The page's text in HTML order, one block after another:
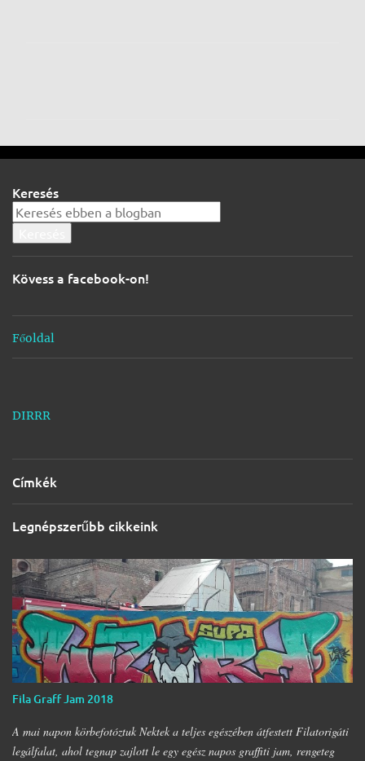
e
y
z
é
s
k
Keresés
Kövess a facebook-on!
Főoldal
DIRRR
Címkék
Legnépszerűbb cikkeink
Fila Graff Jam 2018
A mai napon körbefotóztuk Nektek a teljes egészében átfestett Filatorigáti
legálfalat, ahol tegnap zajlott le egy egész napos graffiti jam, rengeteg